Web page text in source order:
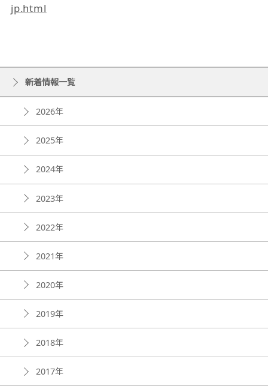
jp.html
新着情報一覧
2026年
2025年
2024年
2023年
2022年
2021年
2020年
2019年
2018年
2017年